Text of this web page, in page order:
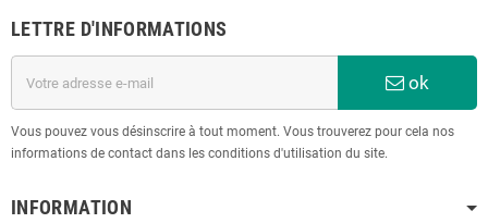
LETTRE D'INFORMATIONS
ok
Vous pouvez vous désinscrire à tout moment. Vous trouverez pour cela nos
informations de contact dans les conditions d'utilisation du site.
INFORMATION